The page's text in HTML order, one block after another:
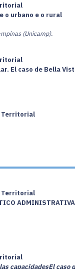
o urbano e o rural
(Unicamp).
El caso de Bella
Territorial
Territorial
capacidadesEl caso